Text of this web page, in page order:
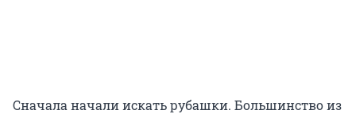
Сначала начали искать рубашки. Большинство из